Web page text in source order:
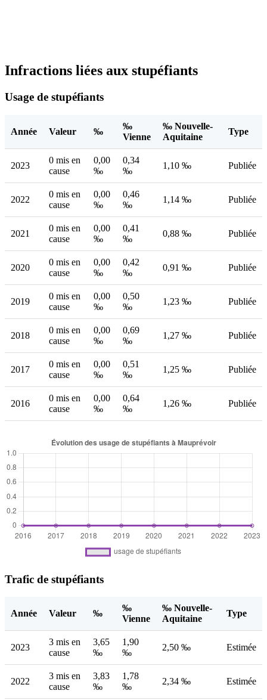
Infractions liées aux stupéfiants
Usage de stupéfiants
Année Valeur ‰
‰
Vienne
‰ Nouvelle-
Aquitaine
Type
2023
0 mis en
cause
0,00
‰
0,34
‰
1,10 ‰ Publiée
2022
0 mis en
cause
0,00
‰
0,46
‰
1,14 ‰ Publiée
2021
0 mis en
cause
0,00
‰
0,41
‰
0,88 ‰ Publiée
2020
0 mis en
cause
0,00
‰
0,42
‰
0,91 ‰ Publiée
2019
0 mis en
cause
0,00
‰
0,50
‰
1,23 ‰ Publiée
2018
0 mis en
cause
0,00
‰
0,69
‰
1,27 ‰ Publiée
2017
0 mis en
cause
0,00
‰
0,51
‰
1,25 ‰ Publiée
2016
0 mis en
cause
0,00
‰
0,64
‰
1,26 ‰ Publiée
Trafic de stupéfiants
Année Valeur ‰
‰
Vienne
‰ Nouvelle-
Aquitaine
Type
2023
3 mis en
cause
3,65
‰
1,90
‰
2,50 ‰ Estimée
2022
3 mis en
cause
3,83
‰
1,78
‰
2,34 ‰ Estimée